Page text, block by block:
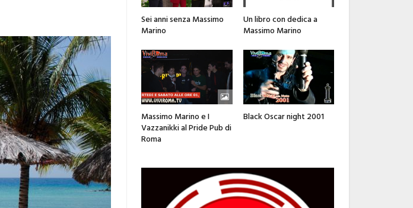
Sei anni senza Massimo
Marino
Un libro con dedica a
Massimo Marino
Massimo Marino e I
Vazzanikki al Pride Pub di
Roma
Black Oscar night 2001